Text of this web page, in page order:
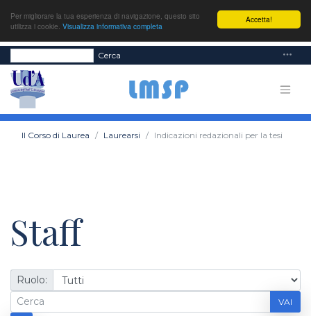
Accetta!
Per migliorare la tua esperienza di navigazione, questo sito
utilizza i cookie. Visualizza informativa completa
Cerca
Il Corso di Laurea Laurearsi Indicazioni redazionali per la tesi
Staff
Ruolo:
VAI